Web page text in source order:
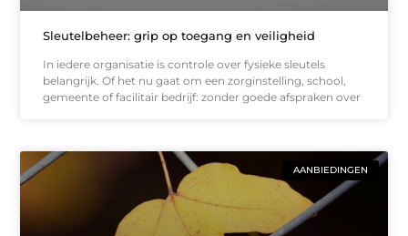
Sleutelbeheer: grip op toegang en veiligheid
In iedere organisatie is controle over fysieke sleutels
belangrijk. Of het nu gaat om een zorginstelling, school,
gemeente of facilitair bedrijf: zonder goede afspraken over
AANBIEDINGEN